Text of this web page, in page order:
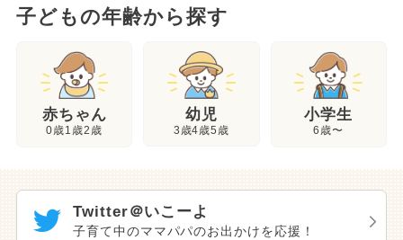
子どもの年齢から探す
赤ちゃん
0歳1歳2歳
幼児
3歳4歳5歳
小学生
6歳〜
Twitter＠いこーよ
子育て中のママパパのお出かけを応援！